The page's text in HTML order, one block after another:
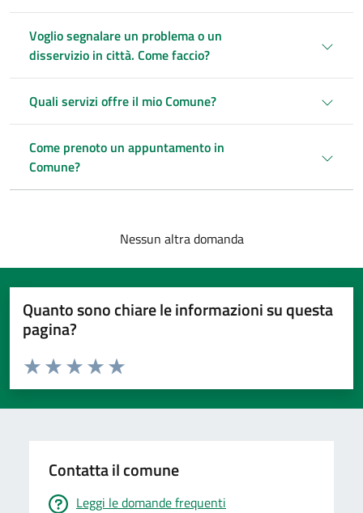
Voglio segnalare un problema o un
disservizio in città. Come faccio?
Quali servizi offre il mio Comune?
Come prenoto un appuntamento in
Comune?
Paginazione
Nessun altra domanda
Quanto sono chiare le informazioni su questa
pagina?
Valuta da 1 a 5 stelle la pagina
Valuta 5 stelle su 5
Valuta 4 stelle su 5
Valuta 3 stelle su 5
Valuta 2 stelle su 5
Valuta 1 stelle su 5
Contatta il comune
Leggi le domande frequenti